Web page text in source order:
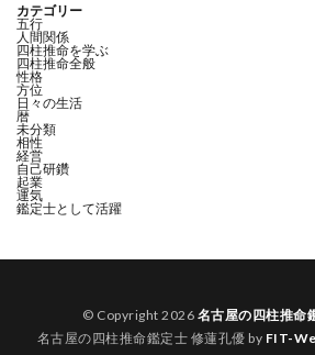
カテゴリー
五行
人間関係
四柱推命を学ぶ
四柱推命全般
性格
方位
日々の生活
暦
未分類
相性
経営
自己研鑽
起業
運気
鑑定士として活躍
© Copyright 2026 名古屋の四柱推命
名古屋の四柱推命鑑定士 修蓮孔優 by FIT-